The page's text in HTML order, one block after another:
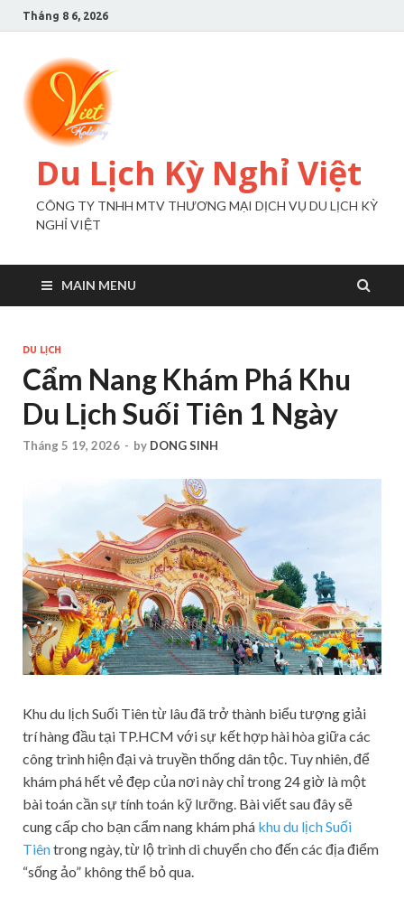
Tháng 8 6, 2026
Du Lịch Kỳ Nghỉ Việt
CÔNG TY TNHH MTV THƯƠNG MẠI DỊCH VỤ DU LỊCH KỲ
NGHỈ VIỆT
MAIN MENU
DU LỊCH
Cẩm Nang Khám Phá Khu
Du Lịch Suối Tiên 1 Ngày
Tháng 5 19, 2026 - by DONG SINH
Khu du lịch Suối Tiên từ lâu đã trở thành biểu tượng giải
trí hàng đầu tại TP.HCM với sự kết hợp hài hòa giữa các
công trình hiện đại và truyền thống dân tộc. Tuy nhiên, để
khám phá hết vẻ đẹp của nơi này chỉ trong 24 giờ là một
bài toán cần sự tính toán kỹ lưỡng. Bài viết sau đây sẽ
cung cấp cho bạn cẩm nang khám phá khu du lịch Suối
Tiêntrong ngày, từ lộ trình di chuyển cho đến các địa điểm
“sống ảo” không thể bỏ qua.